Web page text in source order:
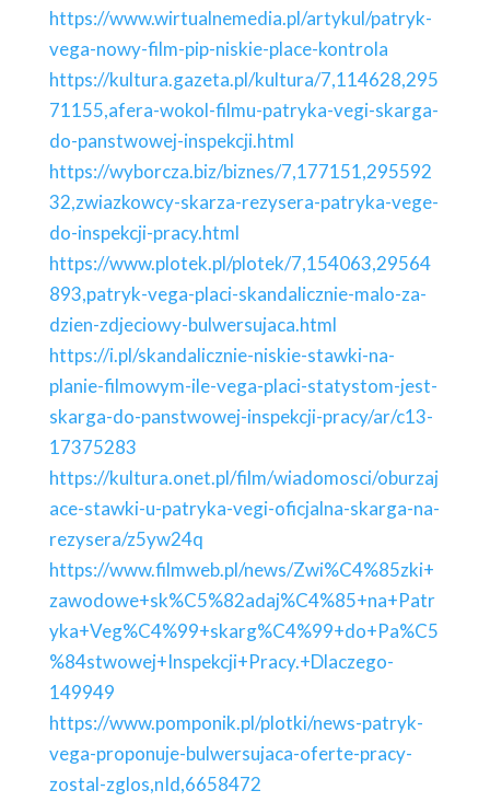
https://www.wirtualnemedia.pl/artykul/patryk-
vega-nowy-film-pip-niskie-place-kontrola
https://kultura.gazeta.pl/kultura/7,114628,295
71155,afera-wokol-filmu-patryka-vegi-skarga-
do-panstwowej-inspekcji.html
https://wyborcza.biz/biznes/7,177151,295592
32,zwiazkowcy-skarza-rezysera-patryka-vege-
do-inspekcji-pracy.html
https://www.plotek.pl/plotek/7,154063,29564
893,patryk-vega-placi-skandalicznie-malo-za-
dzien-zdjeciowy-bulwersujaca.html
https://i.pl/skandalicznie-niskie-stawki-na-
planie-filmowym-ile-vega-placi-statystom-jest-
skarga-do-panstwowej-inspekcji-pracy/ar/c13-
17375283
https://kultura.onet.pl/film/wiadomosci/oburzaj
ace-stawki-u-patryka-vegi-oficjalna-skarga-na-
rezysera/z5yw24q
https://www.filmweb.pl/news/Zwi%C4%85zki+
zawodowe+sk%C5%82adaj%C4%85+na+Patr
yka+Veg%C4%99+skarg%C4%99+do+Pa%C5
%84stwowej+Inspekcji+Pracy.+Dlaczego-
149949
https://www.pomponik.pl/plotki/news-patryk-
vega-proponuje-bulwersujaca-oferte-pracy-
zostal-zglos,nId,6658472